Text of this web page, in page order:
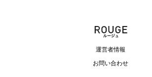
運営者情報
お問い合わせ